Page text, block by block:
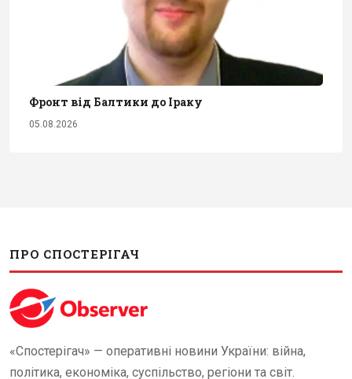
Фронт від Балтики до Іраку
05.08.2026
ПРО СПОСТЕРІГАЧ
«Спостерігач» — оперативні новини України: війна,
політика, економіка, суспільство, регіони та світ.